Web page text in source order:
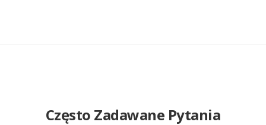
Często Zadawane Pytania